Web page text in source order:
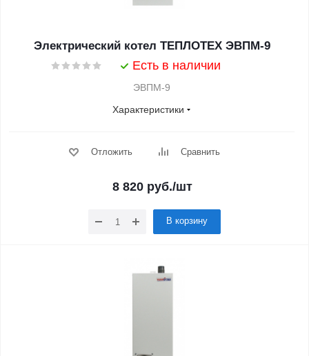
Электрический котел ТЕПЛОТЕХ ЭВПМ-9
Есть в наличии
ЭВПМ-9
Характеристики
Отложить Сравнить
8 820руб./шт
В корзину